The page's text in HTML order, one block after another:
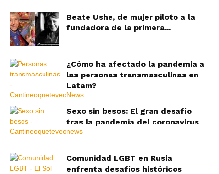
Beate Ushe, de mujer piloto a la
fundadora de la primera...
¿Cómo ha afectado la pandemia a
las personas transmasculinas en
Latam?
Sexo sin besos: El gran desafío
tras la pandemia del coronavirus
Comunidad LGBT en Rusia
enfrenta desafíos históricos